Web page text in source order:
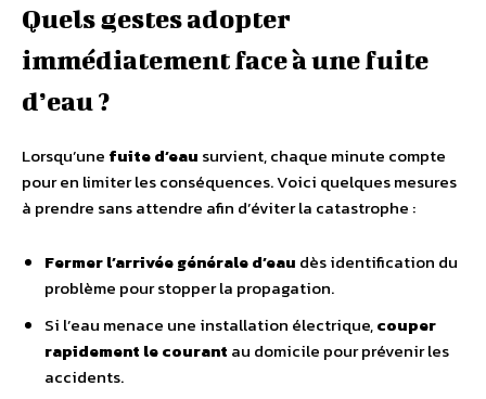
Quels gestes adopter
immédiatement face à une fuite
d’eau ?
Lorsqu’une fuite d’eau survient, chaque minute compte
pour en limiter les conséquences. Voici quelques mesures
à prendre sans attendre afin d’éviter la catastrophe :
Fermer l’arrivée générale d’eau dès identification du
problème pour stopper la propagation.
Si l’eau menace une installation électrique,couper
rapidement le courant au domicile pour prévenir les
accidents.